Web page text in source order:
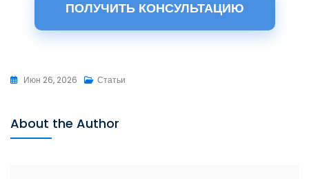
ПОЛУЧИТЬ КОНСУЛЬТАЦИЮ
Июн 26, 2026 Статьи
About the Author